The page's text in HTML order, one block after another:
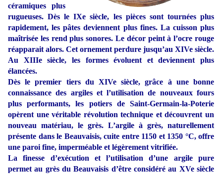
céramiques plus
rugueuses. Dès le IXe siècle, les pièces sont tournées plus
rapidement, les pâtes deviennent plus fines. La cuisson plus
maîtrisée les rend plus sonores. Le décor peint à l’ocre rouge
réapparait alors. Cet ornement perdure jusqu’au XIVe siècle.
Au XIIIe siècle, les formes évoluent et deviennent plus
élancées.
Dès le premier tiers du XIVe siècle, grâce à une bonne
connaissance des argiles et l’utilisation de nouveaux fours
plus performants, les potiers de Saint-Germain-la-Poterie
opèrent une véritable révolution technique et découvrent un
nouveau matériau, le grès. L’argile à grès, naturellement
présente dans le Beauvaisis, cuite entre 1150 et 1350 °C, offre
une paroi fine, imperméable et légèrement vitrifiée.
La finesse d’exécution et l’utilisation d’une argile pure
permet au grès du Beauvaisis d’être considéré au XVe siècle